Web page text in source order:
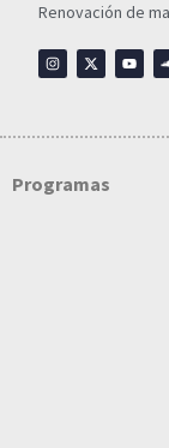
Renovación de
Programas